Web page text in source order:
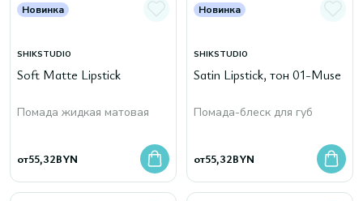
Новинка
SHIKSTUDIO
Soft Matte Lipstick
Помада жидкая матовая
от55,32BYN
Новинка
SHIKSTUDIO
Satin Lipstick, тон 01-Muse
Помада-блеск для губ
от55,32BYN